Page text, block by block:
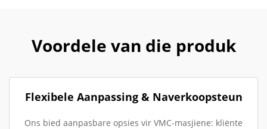
Voordele van die produk
Flexibele Aanpassing & Naverkoopsteun
Ons bied aanpasbare opsies vir VMC-masjiene: kliënte